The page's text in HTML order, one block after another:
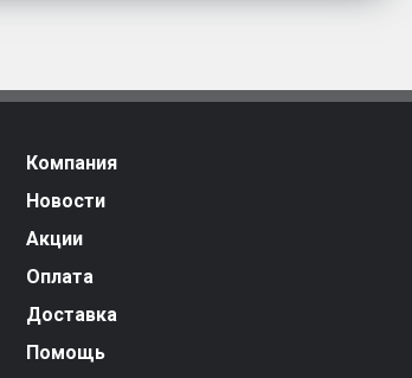
Компания
Новости
Акции
Оплата
Доставка
Помощь